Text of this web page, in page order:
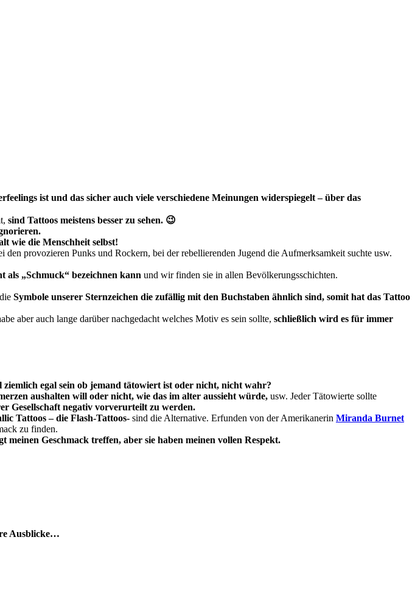
ist und das sicher auch viele verschiedene Meinungen widerspiegelt – über das
sind Tattoos meistens besser zu sehen. 😉
wie die Menschheit selbst!
provozieren Punks und Rockern, bei der rebellierenden Jugend die Aufmerksamkeit suchte usw.
als „Schmuck“ bezeichnen kann und wir finden sie in allen Bevölkerungsschichten.
Symbole unserer Sternzeichen die zufällig mit den Buchstaben ähnlich sind, somit hat das Tattoo
aber auch lange darüber nachgedacht welches Motiv es sein sollte, schließlich wird es für immer
egal sein ob jemand tätowiert ist oder nicht, nicht wahr?
aushalten will oder nicht, wie das im alter aussieht würde, usw. Jeder Tätowierte sollte
Gesellschaft negativ vorverurteilt zu werden.
Tattoos – die Flash-Tattoos- sind die Alternative. Erfunden von der Amerikanerin Miranda Burnet
zu finden.
meinen Geschmack treffen, aber sie haben meinen vollen Respekt.
Ausblicke…